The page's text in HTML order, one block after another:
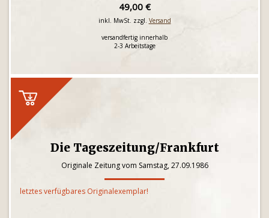
49,00 €
inkl. MwSt. zzgl. Versand
versandfertig innerhalb
2-3 Arbeitstage
Die Tageszeitung/Frankfurt
Originale Zeitung vom Samstag, 27.09.1986
letztes verfügbares Originalexemplar!